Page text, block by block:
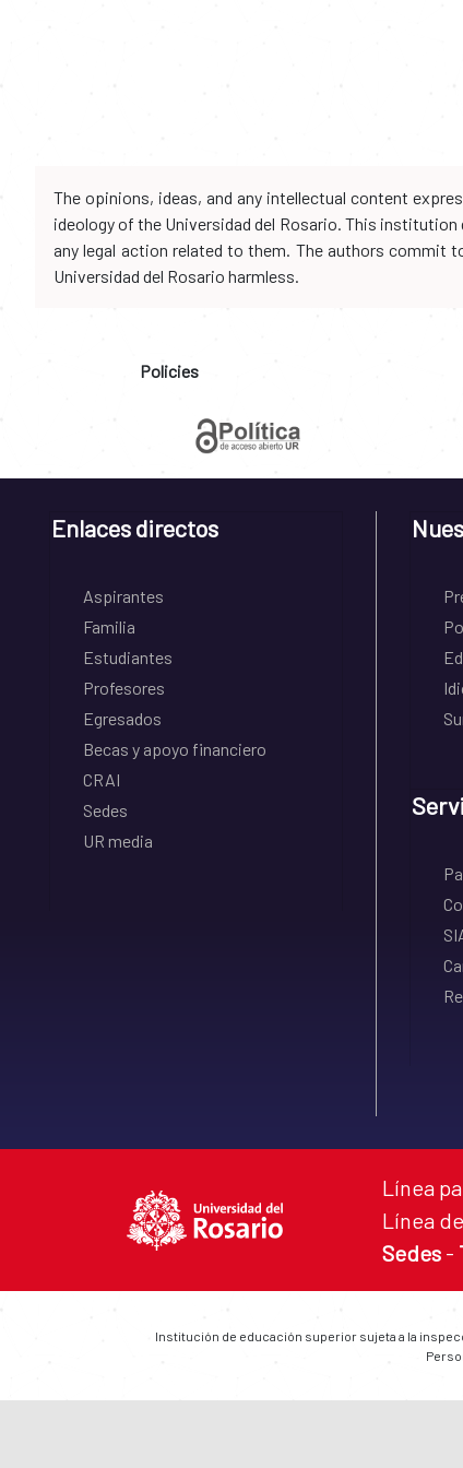
The opinions, ideas, and any intellectual content
ideology of the Universidad del Rosario. This
any legal action related to them. The authors commit
Universidad del Rosario harmless.
Policies
Enlaces directos
Aspirantes
Familia
Estudiantes
Profesores
Egresados
Becas y apoyo financiero
CRAI
Sedes
UR media
Línea
Línea
Sedes -
Institución de educación superior sujeta a la